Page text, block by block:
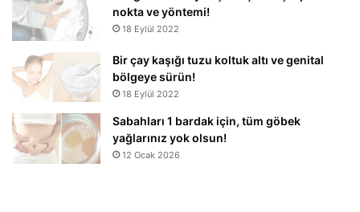
nokta ve yöntemi!
18 Eylül 2022
Bir çay kaşığı tuzu koltuk altı ve genital
bölgeye sürün!
18 Eylül 2022
Sabahları 1 bardak için, tüm göbek
yağlarınız yok olsun!
12 Ocak 2026